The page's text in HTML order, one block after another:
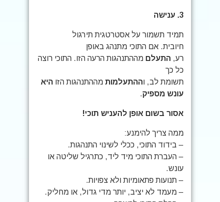
3. ענישה
תמיד תשמור על אסטרטגית תירגול
חיובית. אם התוכי מתנהג באופן
רע, התעלם מההתנהגות הרעה הזו. התוכי רוצה
כל כך
תשומת לב, וההתעלמות מההתנהגות הזו היא
עונש מספיק.
אסור בשום אופן להעניש תוכי!
ממה צריך להימנע:
– בידוד התוכי, ככלי לשינוי התנהגות.
– העברת התוכי מיד ליד, כתרגיל שליטה או
עונש.
– תנועות פתאומיות ולא צפויות.
– מעמד לא יציב, יותר מדי גדול, או מחליק.